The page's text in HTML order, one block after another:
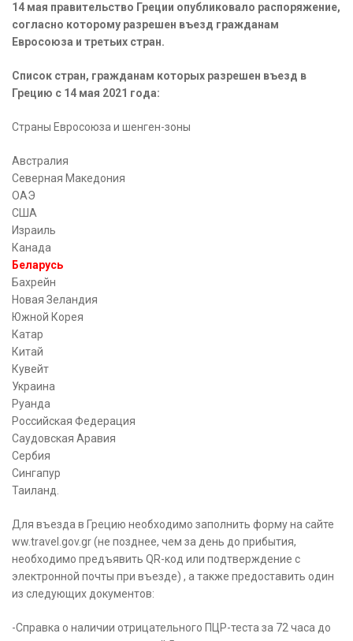
14 мая правительство Греции опубликовало распоряжение,
согласно которому разрешен въезд гражданам
Евросоюза и третьих стран.
Список стран, гражданам которых разрешен въезд в
Грецию с 14 мая 2021 года:
Страны Евросоюза и шенген-зоны
Австралия
Северная Македония
ОАЭ
США
Израиль
Канада
Беларусь
Бахрейн
Новая Зеландия
Южной Корея
Катар
Китай
Кувейт
Украина
Руанда
Российская Федерация
Саудовская Аравия
Сербия
Сингапур
Таиланд.
Для въезда в Грецию необходимо заполнить форму на сайте
ww.travel.gov.gr (не позднее, чем за день до прибытия,
необходимо предъявить QR-код или подтверждение с
электронной почты при въезде) , а также предоставить один
из следующих документов:
-Справка о наличии отрицательного ПЦР-теста за 72 часа до